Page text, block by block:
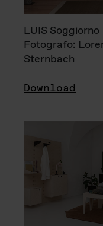
LUIS Soggiorno
Fotografo:
Sternbach
Download